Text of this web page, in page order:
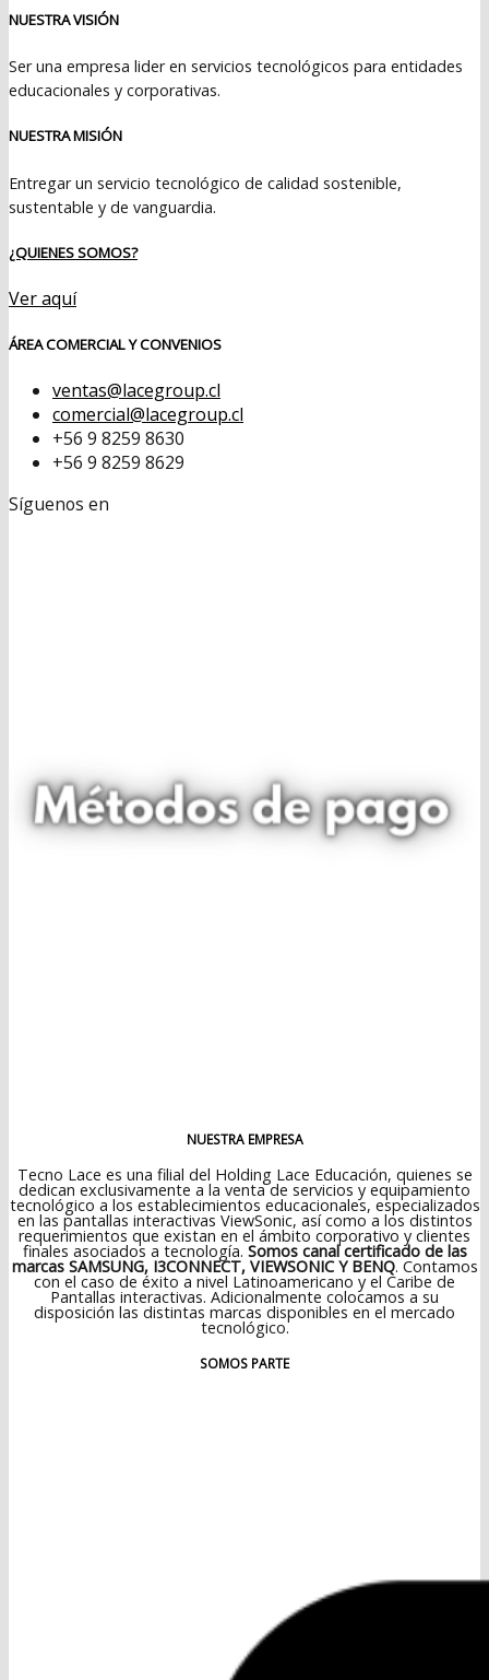
NUESTRA VISIÓN
Ser una empresa lider en servicios tecnológicos para entidades
educacionales y corporativas.
NUESTRA MISIÓN
Entregar un servicio tecnológico de calidad sostenible,
sustentable y de vanguardia.
¿QUIENES SOMOS?
Ver aquí
ÁREA COMERCIAL Y CONVENIOS
ventas@lacegroup.cl
comercial@lacegroup.cl
+56 9 8259 8630
+56 9 8259 8629
Síguenos en
NUESTRA EMPRESA
Tecno Lace es una filial del Holding Lace Educación, quienes se
dedican exclusivamente a la venta de servicios y equipamiento
tecnológico a los establecimientos educacionales, especializados
en las pantallas interactivas ViewSonic, así como a los distintos
requerimientos que existan en el ámbito corporativo y clientes
finales asociados a tecnología. Somos canal certificado de las
marcas SAMSUNG, I3CONNECT, VIEWSONIC Y BENQ. Contamos
con el caso de éxito a nivel Latinoamericano y el Caribe de
Pantallas interactivas. Adicionalmente colocamos a su
disposición las distintas marcas disponibles en el mercado
tecnológico.
SOMOS PARTE